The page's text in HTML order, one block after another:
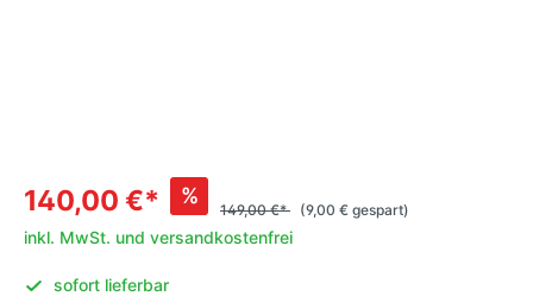
140,00 €* %
149,00 €* (9,00 € gespart)
inkl. MwSt. und versandkostenfrei
sofort lieferbar